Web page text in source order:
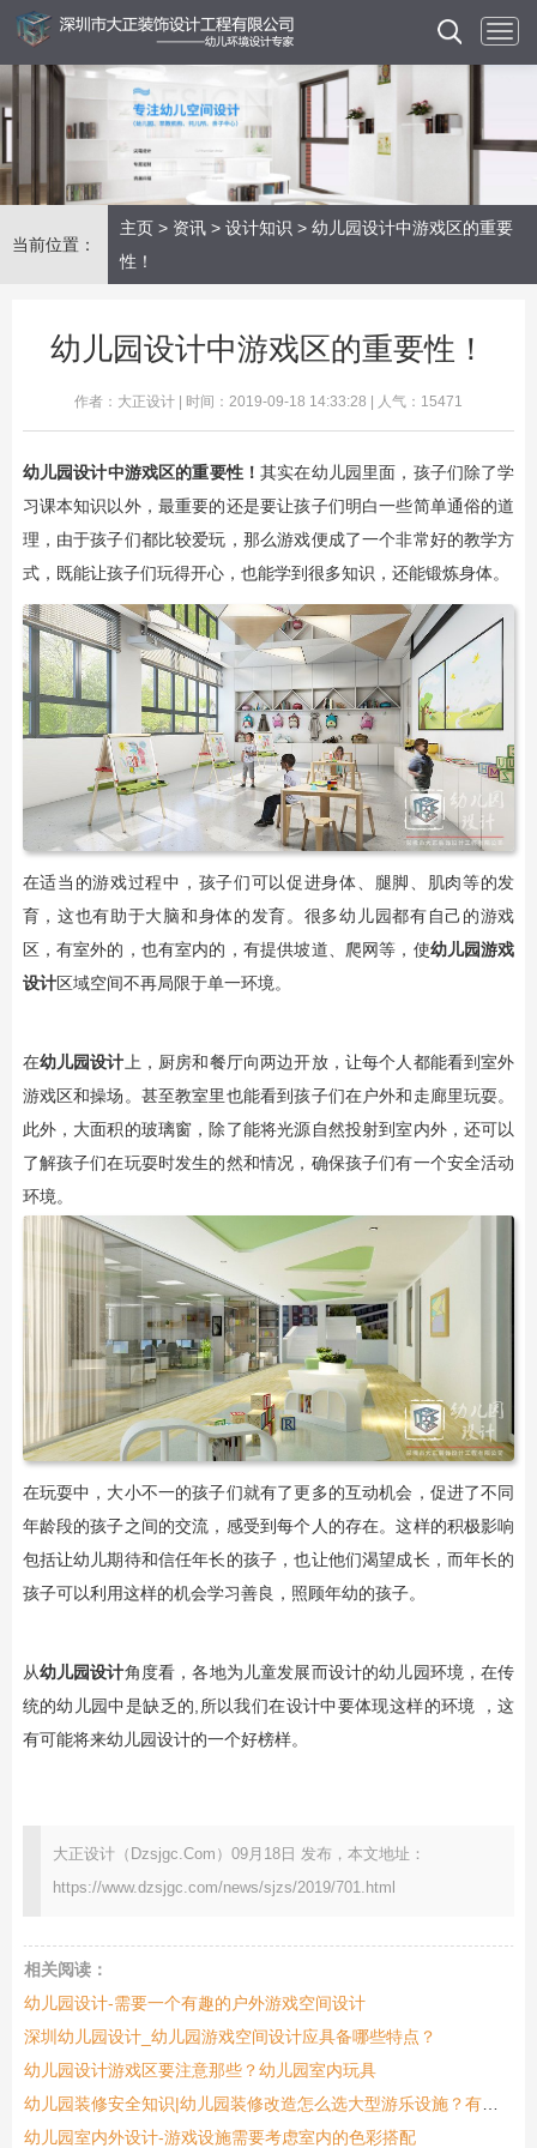
当前位置：
主页 > 资讯 > 设计知识 > 幼儿园设计中游戏区的重要
性！
幼儿园设计中游戏区的重要性！
作者：大正设计 | 时间：2019-09-18 14:33:28 | 人气：15471
幼儿园设计中游戏区的重要性！其实在幼儿园里面，孩子们除了学
习课本知识以外，最重要的还是要让孩子们明白一些简单通俗的道
理，由于孩子们都比较爱玩，那么游戏便成了一个非常好的教学方
式，既能让孩子们玩得开心，也能学到很多知识，还能锻炼身体。
在适当的游戏过程中，孩子们可以促进身体、腿脚、肌肉等的发
育，这也有助于大脑和身体的发育。很多幼儿园都有自己的游戏
区，有室外的，也有室内的，有提供坡道、爬网等，使幼儿园游戏
设计区域空间不再局限于单一环境。
在幼儿园设计 上，厨房和餐厅向两边开放，让每个人都能看到室外
游戏区和操场。甚至教室里也能看到孩子们在户外和走廊里玩耍。
此外，大面积的玻璃窗，除了能将光源自然投射到室内外，还可以
了解孩子们在玩耍时发生的然和情况，确保孩子们有一个安全活动
环境。
在玩耍中，大小不一的孩子们就有了更多的互动机会，促进了不同
年龄段的孩子之间的交流，感受到每个人的存在。这样的积极影响
包括让幼儿期待和信任年长的孩子，也让他们渴望成长，而年长的
孩子可以利用这样的机会学习善良，照顾年幼的孩子。
从幼儿园设计角度看，各地为儿童发展而设计的幼儿园环境，在传
统的幼儿园中是缺乏的,所以我们在设计中要体现这样的环境 ，这
有可能将来幼儿园设计的一个好榜样。
大正设计（Dzsjgc.Com）09月18日 发布，本文地址：
https://www.dzsjgc.com/news/sjzs/2019/701.html
相关阅读：
幼儿园设计-需要一个有趣的户外游戏空间设计
深圳幼儿园设计_幼儿园游戏空间设计应具备哪些特点？
幼儿园设计游戏区要注意那些？幼儿园室内玩具
幼儿园装修安全知识|幼儿园装修改造怎么选大型游乐设施？有哪些好处？
幼儿园室内外设计-游戏设施需要考虑室内的色彩搭配